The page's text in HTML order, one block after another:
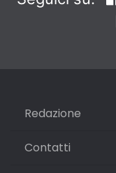
Redazione
Contatti